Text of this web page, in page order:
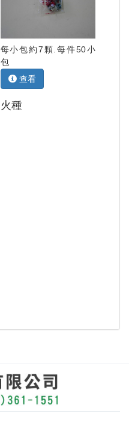
每小包約7顆.每件50小
包
查看
火種